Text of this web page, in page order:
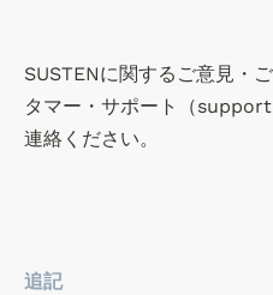
SUSTENに関するご意見・
タマー・サポート（
連絡ください。
追記